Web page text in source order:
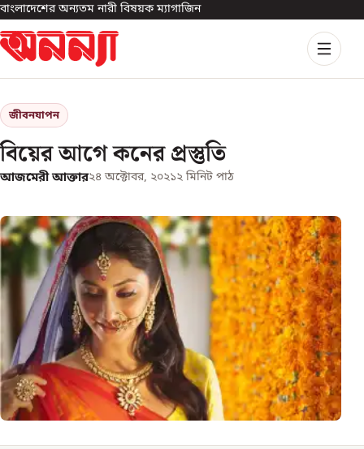
বাংলাদেশের অন্যতম নারী বিষয়ক ম্যাগাজিন
জীবনযাপন
বিয়ের আগে কনের প্রস্তুতি
আজমেরী আক্তার২৪ অক্টোবর, ২০২১২ মিনিট পাঠ